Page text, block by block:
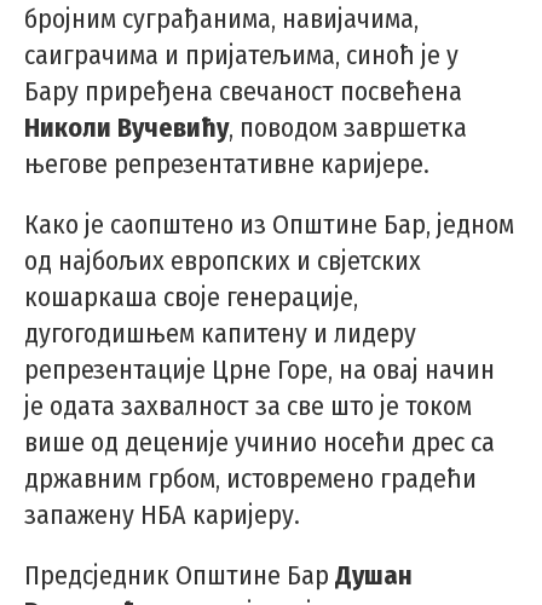
бројним суграђанима, навијачима,
саиграчима и пријатељима, синоћ је у
Бару приређена свечаност посвећена
Николи Вучевићу, поводом завршетка
његове репрезентативне каријере.
Како је саопштено из Општине Бар, једном
од најбољих европских и свјетских
кошаркаша своје генерације,
дугогодишњем капитену и лидеру
репрезентације Црне Горе, на овај начин
је одата захвалност за све што је током
више од деценије учинио носећи дрес са
државним грбом, истовремено градећи
запажену НБА каријеру.
Предсједник Општине Бар Душан